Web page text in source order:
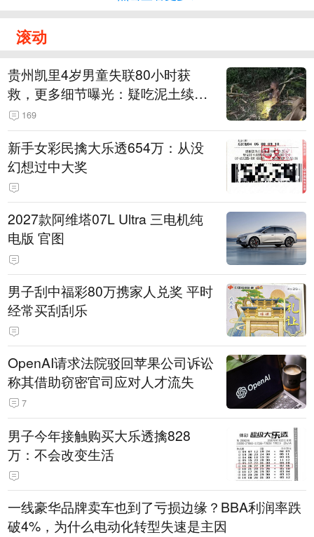
滚动
贵州凯里4岁男童失联80小时获
救，更多细节曝光：疑吃泥土续
命，搜救至20米附近错过多找3天
169
新手女彩民擒大乐透654万：从没
幻想过中大奖
2027款阿维塔07L Ultra 三电机纯
电版 官图
男子刮中福彩80万携家人兑奖 平时
经常买刮刮乐
OpenAI请求法院驳回苹果公司诉讼
称其借助窃密官司应对人才流失
7
男子今年接触购买大乐透擒828
万：不会改变生活
一线豪华品牌卖车也到了亏损边缘？BBA利润率跌
破4%，为什么电动化转型失速是主因